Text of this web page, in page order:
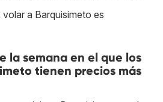
a Barquisimeto es
la semana en el que los
tienen precios más